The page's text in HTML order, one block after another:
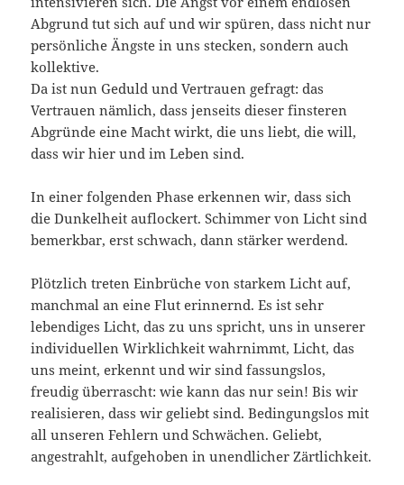
Abgrund tut sich auf und wir spüren, dass nicht nur
persönliche Ängste in uns stecken, sondern auch
kollektive.
Da ist nun Geduld und Vertrauen gefragt: das
Vertrauen nämlich, dass jenseits dieser finsteren
Abgründe eine Macht wirkt, die uns liebt, die will,
dass wir hier und im Leben sind.
In einer folgenden Phase erkennen wir, dass sich
die Dunkelheit auflockert. Schimmer von Licht sind
bemerkbar, erst schwach, dann stärker werdend.
Plötzlich treten Einbrüche von starkem Licht auf,
manchmal an eine Flut erinnernd. Es ist sehr
lebendiges Licht, das zu uns spricht, uns in unserer
individuellen Wirklichkeit wahrnimmt, Licht, das
uns meint, erkennt und wir sind fassungslos,
freudig überrascht: wie kann das nur sein! Bis wir
realisieren, dass wir geliebt sind. Bedingungslos mit
all unseren Fehlern und Schwächen. Geliebt,
angestrahlt, aufgehoben in unendlicher Zärtlichkeit.